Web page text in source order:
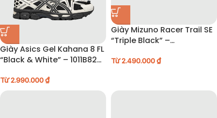
Giày Asics Gel Kahana 8 FL
“Black & White” – 1011B828-
Từ2.990.000₫
Giày Mizuno Racer Trail SE
“Triple Black” –
Từ2.490.000₫